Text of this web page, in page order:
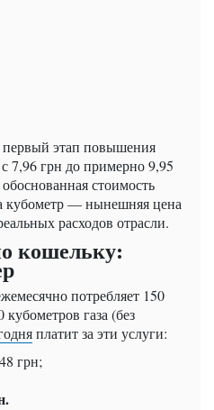
первый этап повышения
7,96 грн до примерно 9,95
стоимость
кубометр — нынешняя цена
расходов отрасли.
кошельку:
потребляет 150
газа (без
платит за эти услуги:
грн;